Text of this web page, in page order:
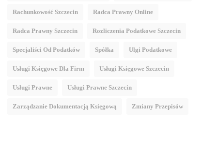
Rachunkowość Szczecin Radca Prawny Online
Radca Prawny Szczecin Rozliczenia Podatkowe Szczecin
Specjaliści Od Podatków Spółka Ulgi Podatkowe
Usługi Księgowe Dla Firm Usługi Księgowe Szczecin
Usługi Prawne Usługi Prawne Szczecin
Zarządzanie Dokumentacją Księgową Zmiany Przepisów